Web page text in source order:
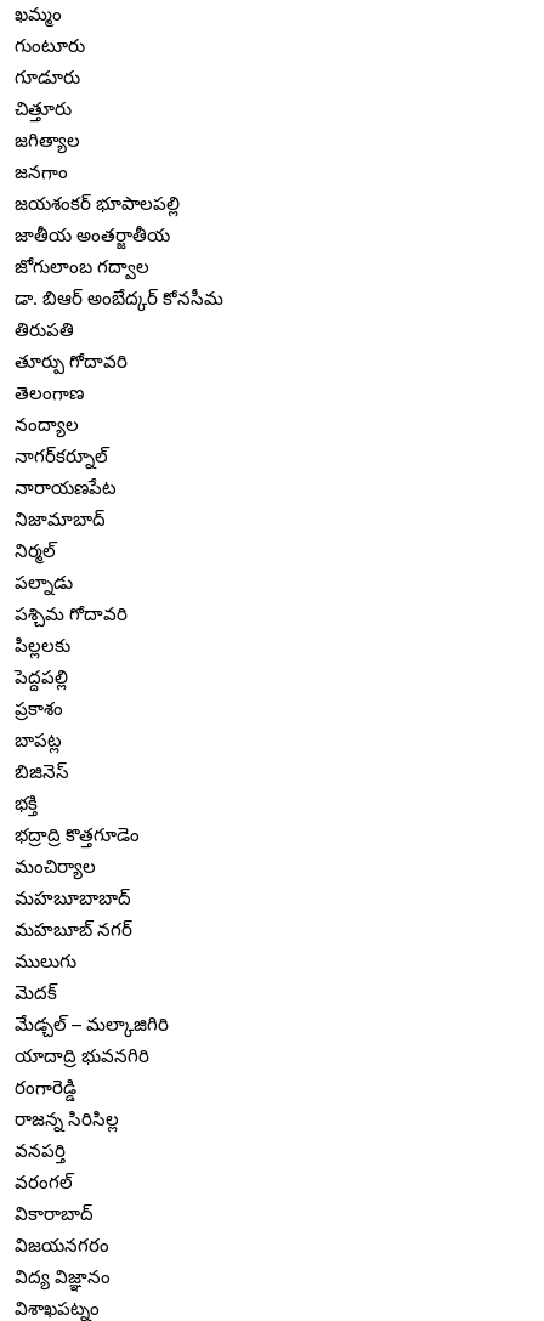
ఖమ్మం
గుంటూరు
గూడూరు
చిత్తూరు
జగిత్యాల
జనగాం
జయశంకర్ భూపాలపల్లి
జాతీయ అంతర్జాతీయ
జోగులాంబ గద్వాల
డా. బిఆర్ అంబేద్కర్ కోనసీమ
తిరుపతి
తూర్పు గోదావరి
తెలంగాణ
నంద్యాల
నాగర్‌కర్నూల్
నారాయణపేట
నిజామాబాద్
నిర్మల్
పల్నాడు
పశ్చిమ గోదావరి
పిల్లలకు
పెద్దపల్లి
ప్రకాశం
బాపట్ల
బిజినెస్
భక్తి
భద్రాద్రి కొత్తగూడెం
మంచిర్యాల
మహబూబాబాద్
మహబూబ్ నగర్
ములుగు
మెదక్
మేడ్చల్ – మల్కాజిగిరి
యాదాద్రి భువనగిరి
రంగారెడ్డి
రాజన్న సిరిసిల్ల
వనపర్తి
వరంగల్
వికారాబాద్
విజయనగరం
విద్య విజ్ఞానం
విశాఖపట్నం